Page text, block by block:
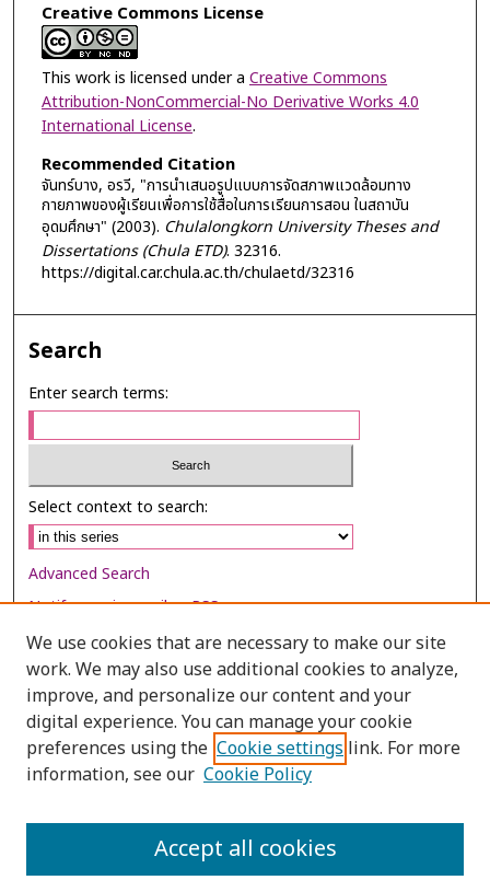
Creative Commons License
This work is licensed under a Creative Commons
Attribution-NonCommercial-No Derivative Works 4.0
International License.
Recommended Citation
จันทร์บาง, อรวี, "การนำเสนอรูปแบบการจัดสภาพแวดล้อมทาง
กายภาพของผู้เรียนเพื่อการใช้สื่อในการเรียนการสอน ในสถาบัน
อุดมศึกษา" (2003). Chulalongkorn University Theses and
Dissertations (Chula ETD). 32316.
https://digital.car.chula.ac.th/chulaetd/32316
Search
Enter search terms:
Select context to search:
Advanced Search
Notify me via email orRSS
Browse
Collections
Disciplines
Authors
We use cookies that are necessary to make our site
work. We may also use additional cookies to analyze,
improve, and personalize our content and your
digital experience. You can manage your cookie
preferences using the Cookie settings link. For more
information, see our Cookie Policy
Accept all cookies